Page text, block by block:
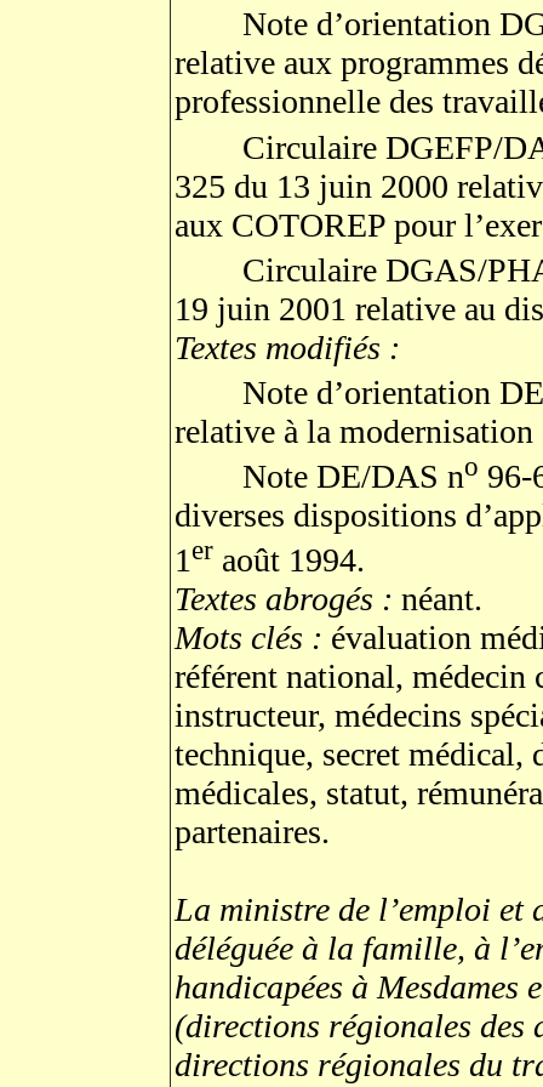
Note d’orientation
relative aux programmes
professionnelle des
Circulaire DGEFP/
325 du 13 juin 2000
aux COTOREP pour
Circulaire DGAS/
19 juin 2001 relative au
Textes modifiés :
Note d’orientation
relative à la
Note DE/DAS no 96-
diverses dispositions
1er août 1994.
Textes abrogés : néant.
Mots clés : évaluation
référent national, médecin
instructeur, médecins
technique, secret médical,
médicales, statut,
partenaires.
La ministre de l’emploi
déléguée à la famille, à
handicapées à Mesdames
(directions régionales des
directions régionales du